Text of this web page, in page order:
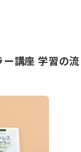
講座 学習の流